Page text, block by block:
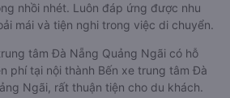
nhồi nhét. Luôn đáp ứng được nhu
mái và tiện nghi trong việc di chuyển.
tâm Đà Nẵng Quảng Ngãi có hỗ
phí tại nội thành Bến xe trung tâm Đà
Ngãi, rất thuận tiện cho du khách.